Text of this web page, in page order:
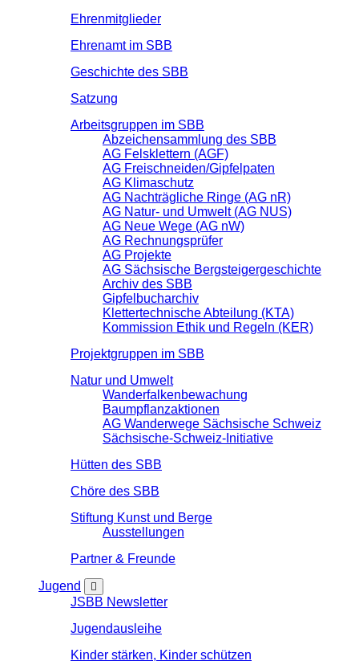
Ehrenmitglieder
Ehrenamt im SBB
Geschichte des SBB
Satzung
Arbeitsgruppen im SBB
Abzeichensammlung des SBB
AG Felsklettern (AGF)
AG Freischneiden/Gipfelpaten
AG Klimaschutz
AG Nachträgliche Ringe (AG nR)
AG Natur- und Umwelt (AG NUS)
AG Neue Wege (AG nW)
AG Rechnungsprüfer
AG Projekte
AG Sächsische Bergsteigergeschichte
Archiv des SBB
Gipfelbucharchiv
Klettertechnische Abteilung (KTA)
Kommission Ethik und Regeln (KER)
Projektgruppen im SBB
Natur und Umwelt
Wanderfalkenbewachung
Baumpflanzaktionen
AG Wanderwege Sächsische Schweiz
Sächsische-Schweiz-Initiative
Hütten des SBB
Chöre des SBB
Stiftung Kunst und Berge
Ausstellungen
Partner & Freunde
Jugend
JSBB Newsletter
Jugendausleihe
Kinder stärken, Kinder schützen